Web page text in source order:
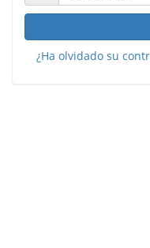
¿Ha olvidado su